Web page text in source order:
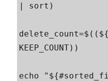
| sort)
KEEP_COUNT))
echo